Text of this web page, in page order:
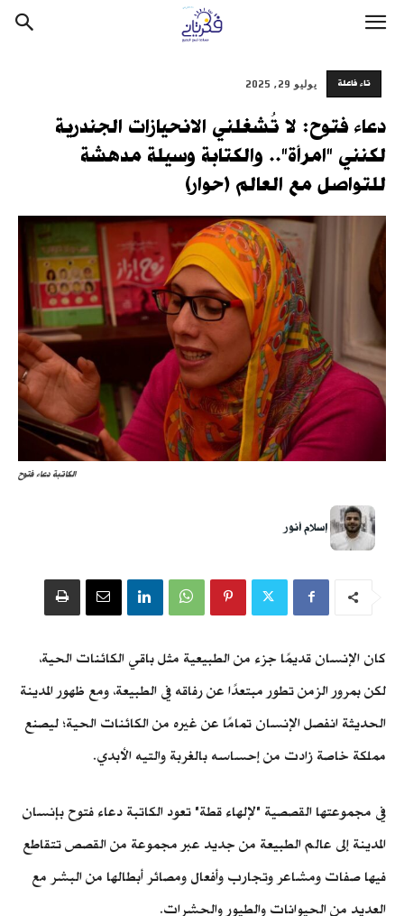
تاء فاعلة يوليو 29, 2025
دعاء فتوح: لا تُشغلني الانحيازات الجندرية
لكنني "امرأة".. والكتابة وسيلة مدهشة
للتواصل مع العالم (حوار)
الكاتبة دعاء فتوح
إسلام أنور
كان الإنسان قديمًا جزء من الطبيعية مثل باقي الكائنات الحية،
لكن بمرور الزمن تطور مبتعدًا عن رفاقه في الطبيعة، ومع ظهور المدينة
الحديثة انفصل الإنسان تمامًا عن غيره من الكائنات الحية؛ ليصنع
مملكة خاصة زادت من إحساسه بالغربة والتيه الأبدي.
في مجموعتها القصصية "لإلهاء قطة" تعود الكاتبة دعاء فتوح بإنسان
المدينة إلى عالم الطبيعة من جديد عبر مجموعة من القصص تتقاطع
فيها صفات ومشاعر وتجارب وأفعال ومصائر أبطالها من البشر مع
العديد من الحيوانات والطيور والحشرات.